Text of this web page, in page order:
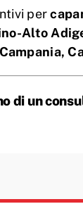
per
Alto
di un